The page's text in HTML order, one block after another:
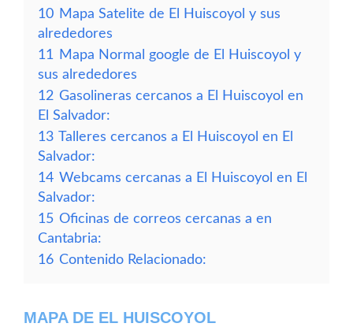
10 Mapa Satelite de El Huiscoyol y sus
alrededores
11
Mapa Normal google de El Huiscoyol y
sus alrededores
12 Gasolineras cercanos a El Huiscoyol en
El Salvador:
13 Talleres cercanos a El Huiscoyol en El
Salvador:
14 Webcams cercanas a El Huiscoyol en El
Salvador:
15 Oficinas de correos cercanas a en
Cantabria:
16 Contenido Relacionado:
MAPA DE EL HUISCOYOL